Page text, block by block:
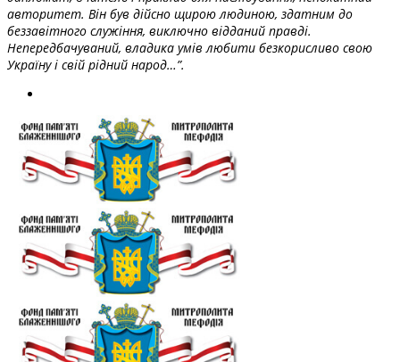
авторитет. Він був дійсно щирою людиною, здатним до
беззавітного служіння, виключно відданий правді.
Непередбачуваний, владика умів любити безкорисливо свою
Україну і свій рідний народ…”.